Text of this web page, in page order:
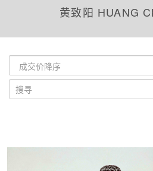
黄致阳 HUANG